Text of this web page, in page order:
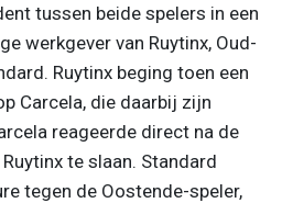
tussen beide spelers in een
werkgever van Ruytinx, Oud-
Ruytinx beging toen een
Carcela, die daarbij zijn
reageerde direct na de
te slaan. Standard
tegen de Oostende-speler,